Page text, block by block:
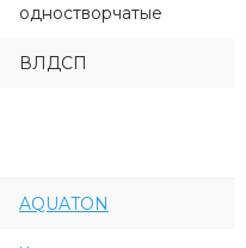
одностворчатые
ВЛДСП
AQUATON